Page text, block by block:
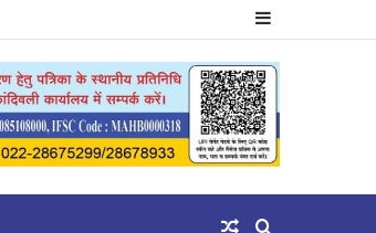
Sidebar
Search
Random